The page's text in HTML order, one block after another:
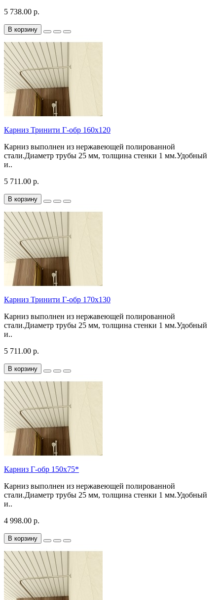
5 738.00 р.
В корзину
Карниз Тринити Г-обр 160х120
Карниз выполнен из нержавеющей полированной
стали.Диаметр трубы 25 мм, толщина стенки 1 мм.Удобный
и..
5 711.00 р.
В корзину
Карниз Тринити Г-обр 170х130
Карниз выполнен из нержавеющей полированной
стали.Диаметр трубы 25 мм, толщина стенки 1 мм.Удобный
и..
5 711.00 р.
В корзину
Карниз Г-обр 150х75*
Карниз выполнен из нержавеющей полированной
стали.Диаметр трубы 25 мм, толщина стенки 1 мм.Удобный
и..
4 998.00 р.
В корзину